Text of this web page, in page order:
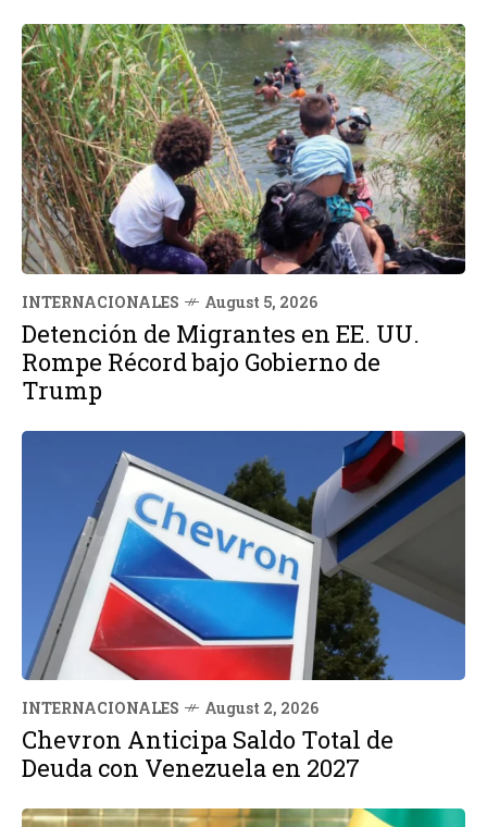
INTERNACIONALES August 5, 2026
Detención de Migrantes en EE. UU.
Rompe Récord bajo Gobierno de
Trump
INTERNACIONALES August 2, 2026
Chevron Anticipa Saldo Total de
Deuda con Venezuela en 2027